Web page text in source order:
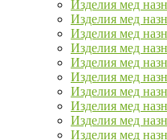
Изделия мед
Изделия мед
Изделия мед
Изделия мед
Изделия мед
Изделия мед
Изделия мед
Изделия мед
Изделия мед
Изделия мед